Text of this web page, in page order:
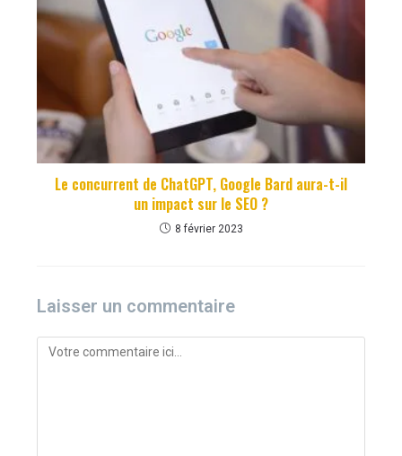
Le concurrent de ChatGPT, Google Bard aura-t-il
un impact sur le SEO ?
8 février 2023
Laisser un commentaire